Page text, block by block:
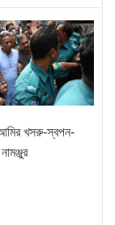
খসরু-স্বপন-